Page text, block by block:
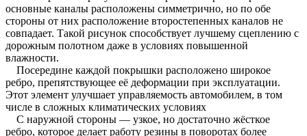
основные каналы расположены симметрично, но по обе
стороны от них расположение второстепенных каналов не
совпадает. Такой рисунок способствует лучшему сцеплению с
дорожным полотном даже в условиях повышенной
влажности.
Посередине каждой покрышки расположено широкое
ребро, препятствующее её деформации при эксплуатации.
Этот элемент улучшает управляемость автомобилем, в том
числе в сложных климатических условиях
С наружной стороны — узкое, но достаточно жёсткое
ребро, которое делает работу резины в поворотах более